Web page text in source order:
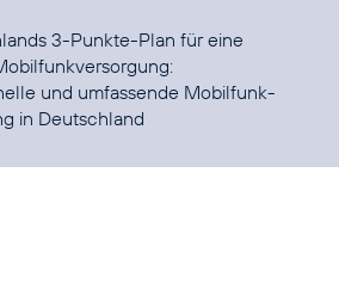
3-Punkte-Plan für eine
und umfassende Mobilfunk-
in Deutschland